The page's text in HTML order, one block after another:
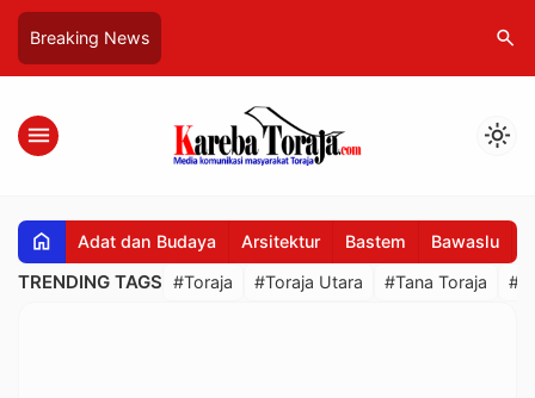
Breaking News search
menu light_mode
home Adat dan Budaya Arsitektur Bastem Bawaslu
TRENDING TAGS #Toraja #Toraja Utara #Tana Toraja